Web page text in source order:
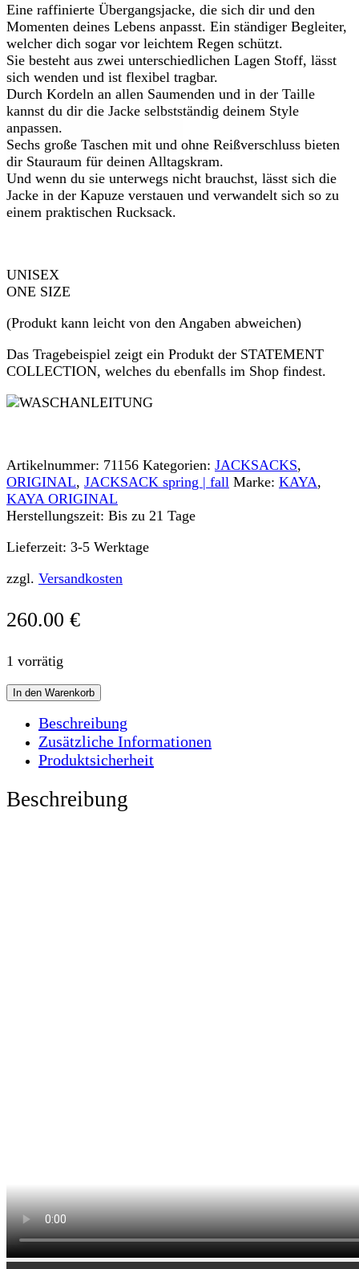
Eine raffinierte Übergangsjacke, die sich dir und den
Momenten deines Lebens anpasst. Ein ständiger Begleiter,
welcher dich sogar vor leichtem Regen schützt.
Sie besteht aus zwei unterschiedlichen Lagen Stoff, lässt
sich wenden und ist flexibel tragbar.
Durch Kordeln an allen Saumenden und in der Taille
kannst du dir die Jacke selbstständig deinem Style
anpassen.
Sechs große Taschen mit und ohne Reißverschluss bieten
dir Stauraum für deinen Alltagskram.
Und wenn du sie unterwegs nicht brauchst, lässt sich die
Jacke in der Kapuze verstauen und verwandelt sich so zu
einem praktischen Rucksack.
UNISEX
ONE SIZE
(Produkt kann leicht von den Angaben abweichen)
Das Tragebeispiel zeigt ein Produkt der STATEMENT
COLLECTION, welches du ebenfalls im Shop findest.
Artikelnummer: 71156 Kategorien: JACKSACKS,
ORIGINAL, JACKSACK spring | fall Marke: KAYA,
KAYA ORIGINAL
Herstellungszeit: Bis zu 21 Tage
Lieferzeit: 3-5 Werktage
zzgl. Versandkosten
260.00 €
1 vorrätig
JACKSACK
regular
CLASSIC_hellblau
schwarz
Menge
In den Warenkorb
Beschreibung
Zusätzliche Informationen
Produktsicherheit
Beschreibung